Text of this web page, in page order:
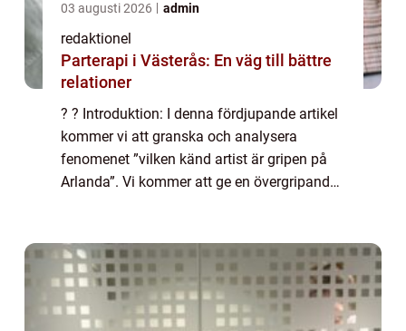
03 augusti 2026 admin
redaktionel
Parterapi i Västerås: En väg till bättre
relationer
? ? Introduktion: I denna fördjupande artikel
kommer vi att granska och analysera
fenomenet ”vilken känd artist är gripen på
Arlanda”. Vi kommer att ge en övergripande